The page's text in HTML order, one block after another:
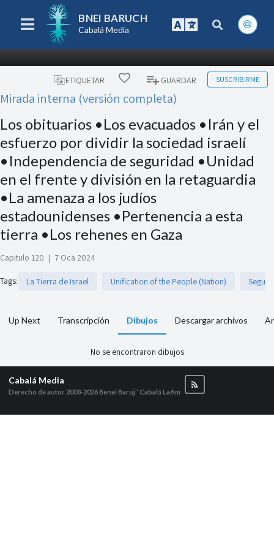
BNEI BARUCH
Cabalá Media
ETIQUETAR GUARDAR SUSCRIBIRME
Mirada interna (versión completa)
Los obituarios •Los evacuados •Irán y el
esfuerzo por dividir la sociedad israelí
•Independencia de seguridad •Unidad
en el frente y división en la retaguardia
•La amenaza a los judíos
estadounidenses •Pertenencia a esta
tierra •Los rehenes en Gaza
Capitulo 120 | 7 Oca 2024
Tags: La Tierra de Israel Unification of the People (Nation)
Up Next Transcripción Dibujos Descargar archivos
No se encontraron dibujos
Cabalá Media
Derecho de autor 2003-2026Benei Baruj ‘ Cabalá LaAm